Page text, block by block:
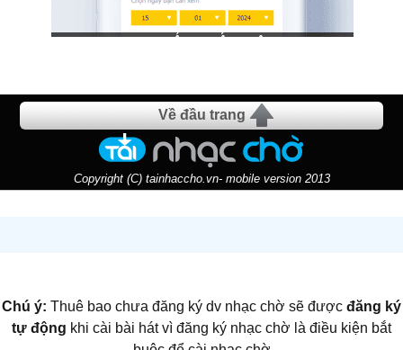
Về đầu trang
Copyright (C) tainhaccho.vn- mobile version 2013
Chú ý: Thuê bao chưa đăng ký dv nhạc chờ sẽ được đăng ký
tự động khi cài bài hát vì đăng ký nhạc chờ là điều kiện bắt